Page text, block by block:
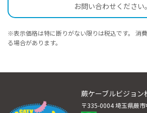
お問い合わせください。
※表示価格は特に断りがない限りは税込です。 消
る場合があります。
蕨ケーブルビジョン
〒335-0004 埼玉県蕨